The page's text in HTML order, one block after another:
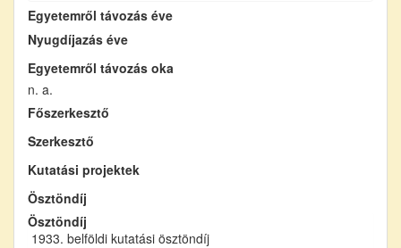
Egyetemről távozás éve
Nyugdíjazás éve
Egyetemről távozás oka
n. a.
Főszerkesztő
Szerkesztő
Kutatási projektek
Ösztöndíj
Ösztöndíj
1933. belföldi kutatási ösztöndíj